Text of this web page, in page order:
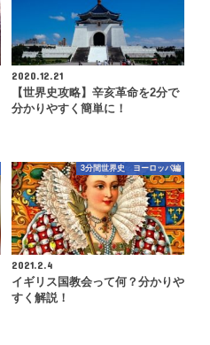
2020.12.21
【世界史攻略】辛亥革命を2分で
分かりやすく簡単に！
3分間世界史 ヨーロッパ編
2021.2.4
イギリス国教会って何？分かりや
すく解説！